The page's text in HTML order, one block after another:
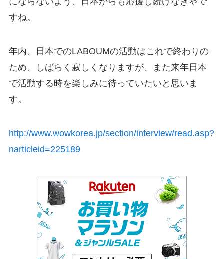
すね。
年内、日本でのLABOUMの活動はこれで終わりの
ため、しばらく寂しくなりますが、また来年日本
で活動する時を楽しみに待っていたいと思いま
す。
http://www.wowkorea.jp/section/interview/read.asp?
narticleid=225189